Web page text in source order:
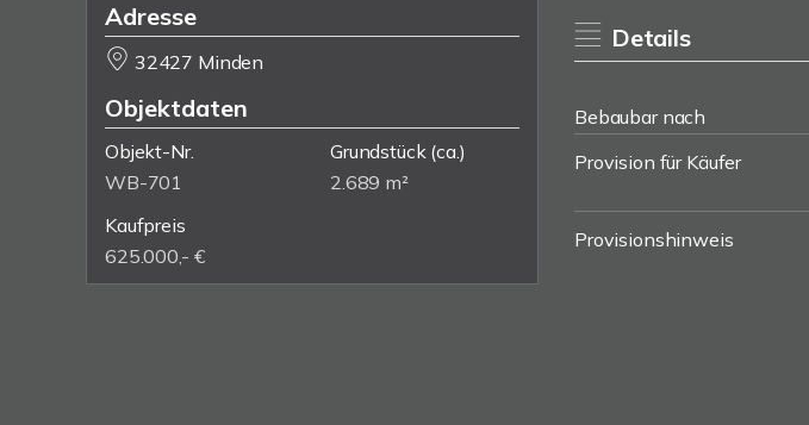
Adresse
32427 Minden
Objektdaten
Objekt-Nr.
WB-701
Grundstück(ca.)
2.689 m²
Kaufpreis
625.000,- €
Details
Bebaubar nach
Provision für Käufer
Provisionshinweis